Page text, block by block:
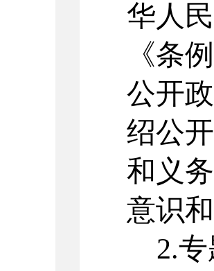
华人
《条
公开
绍公
和义
意识
2.